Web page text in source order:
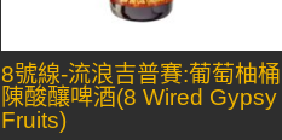
8號線-流浪吉普賽:葡萄柚桶
陳酸釀啤酒(8 Wired Gypsy
Fruits)